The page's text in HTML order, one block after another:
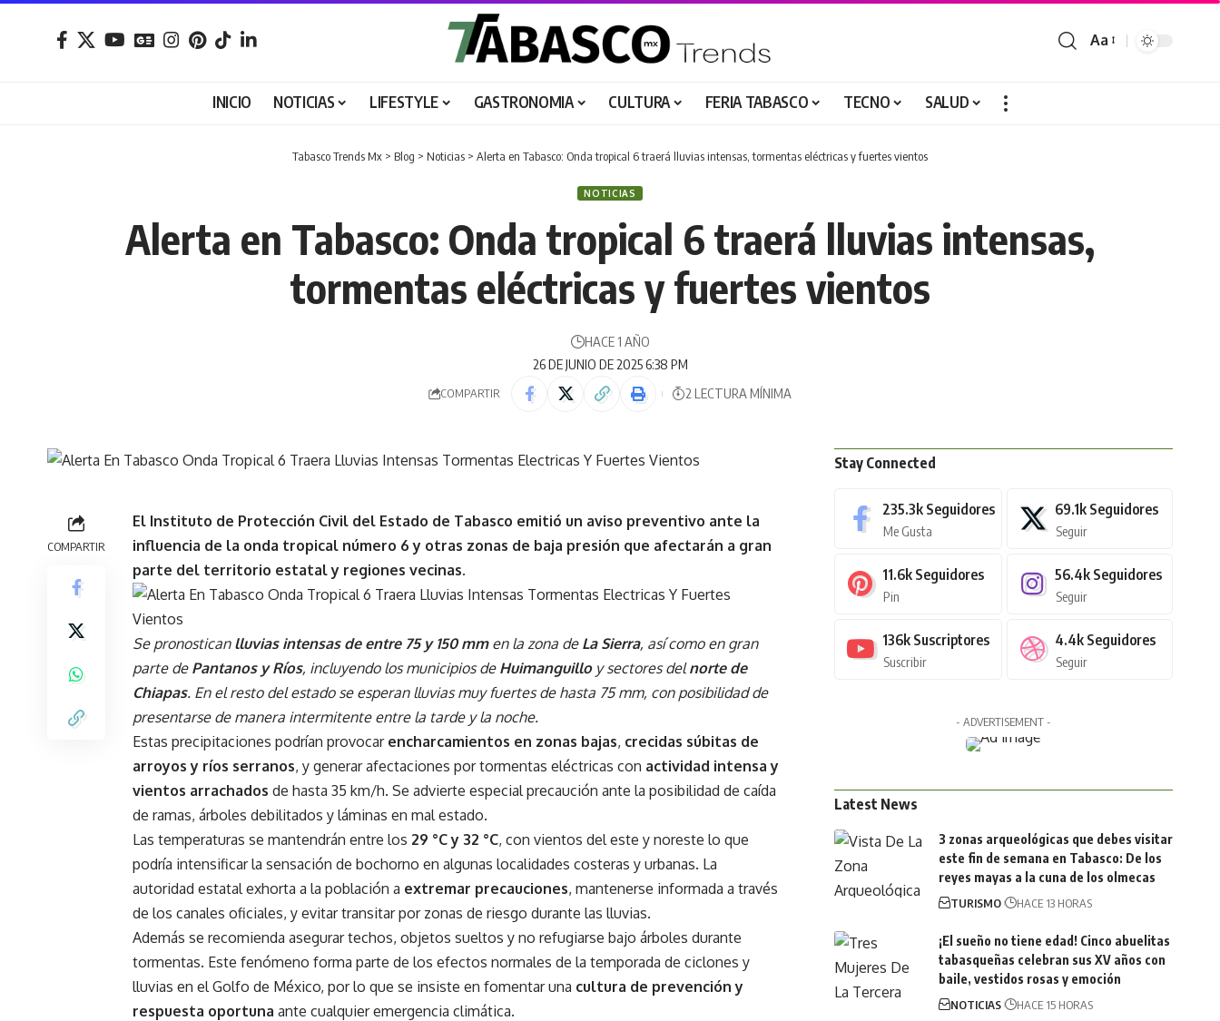
Aa
INICIO NOTICIAS LIFESTYLE GASTRONOMIA CULTURA FERIA TABASCO TECNO SALUD
Tabasco Trends Mx > Blog > Noticias > Alerta en Tabasco: Onda tropical 6 traerá lluvias intensas, tormentas eléctricas y fuertes vientos
NOTICIAS
Alerta en Tabasco: Onda tropical 6 traerá lluvias intensas,
tormentas eléctricas y fuertes vientos
26 DE JUNIO DE 2025 6:38 PM
HACE 1 AÑO
COMPARTIR 2 LECTURA MÍNIMA
COMPARTIR
El Instituto de Protección Civil del Estado de Tabasco emitió un aviso preventivo ante la
influencia de la onda tropical número 6 y otras zonas de baja presión que afectarán a gran
parte del territorio estatal y regiones vecinas.
Se pronostican lluvias intensas de entre 75 y 150 mmen la zona de La Sierra, así como en gran
parte de Pantanos y Ríos, incluyendo los municipios de Huimanguilloy sectores delnorte de
Chiapas. En el resto del estado se esperan lluvias muy fuertes de hasta 75 mm, con posibilidad de
presentarse de manera intermitente entre la tarde y la noche.
Estas precipitaciones podrían provocar encharcamientos en zonas bajas, crecidas súbitas de
arroyos y ríos serranos, y generar afectaciones por tormentas eléctricas con actividad intensa y
vientos arrachados de hasta 35 km/h. Se advierte especial precaución ante la posibilidad de caída
de ramas, árboles debilitados y láminas en mal estado.
Las temperaturas se mantendrán entre los 29 °C y 32 °C, con vientos del este y noreste lo que
podría intensificar la sensación de bochorno en algunas localidades costeras y urbanas. La
autoridad estatal exhorta a la población a extremar precauciones, mantenerse informada a través
de los canales oficiales, y evitar transitar por zonas de riesgo durante las lluvias.
Además se recomienda asegurar techos, objetos sueltos y no refugiarse bajo árboles durante
tormentas. Este fenómeno forma parte de los efectos normales de la temporada de ciclones y
lluvias en el Golfo de México, por lo que se insiste en fomentar una cultura de prevención y
respuesta oportuna ante cualquier emergencia climática.
Stay Connected
235.3k Seguidores
Me Gusta
69.1k Seguidores
Seguir
11.6k Seguidores
Pin
56.4k Seguidores
Seguir
136k Suscriptores
Suscribir
4.4k Seguidores
Seguir
- ADVERTISEMENT -
Latest News
3 zonas arqueológicas que debes visitar
este fin de semana en Tabasco: De los
reyes mayas a la cuna de los olmecas
TURISMO HACE 13 HORAS
¡El sueño no tiene edad! Cinco abuelitas
tabasqueñas celebran sus XV años con
baile, vestidos rosas y emoción
NOTICIAS HACE 15 HORAS